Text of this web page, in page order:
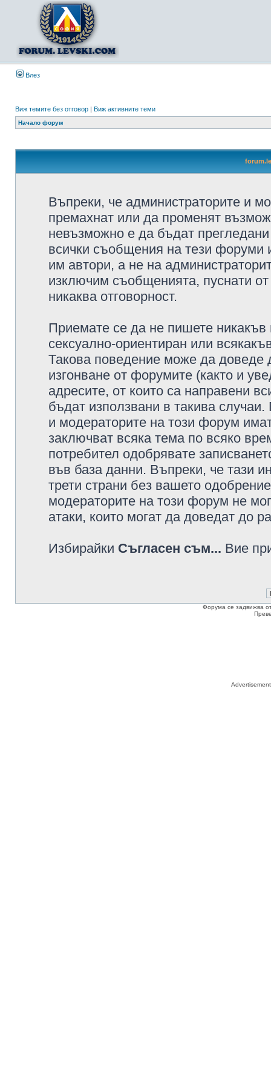
Влез
Виж темите без отговор | Виж активните теми
Начало форум
Въпреки, че администраторите и
премахнат или да променят
невъзможно е да бъдат
всички съобщения на тези форуми
им автори, а не на
изключим съобщенията, пуснати
никаква отговорност.
Приемате се да не пишете никакъв
сексуално-ориентиран или
Такова поведение може да доведе
изгонване от форумите (както и
адресите, от които са направени
бъдат използвани в такива
и модераторите на този форум
заключват всяка тема по всяко
потребител одобрявате
във база данни. Въпреки, че тази
трети страни без вашето
модераторите на този форум не
атаки, които могат да доведат до
Избирайки Съгласен съм... Вие
Форума се задвижва